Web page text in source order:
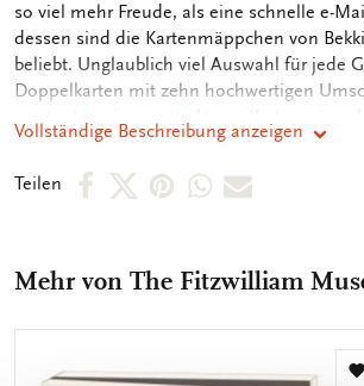
so viel mehr Freude, als eine schnelle e-
dessen sind die Kartenmäppchen von
beliebt. Unglaublich viel Auswahl für jede
Doppelkarten mit zehn hochwertigen
verstaut in einem attraktiven
Rückseite des Mäppchens sind die
abgebildet. So können Sie schnell das
suchen, finden. Die Innenseite der Karten
Vollständige Beschreibung anzeigen
Teilen
Per Per Per PerPer
teilen
Mehr von The Fitzwilliam